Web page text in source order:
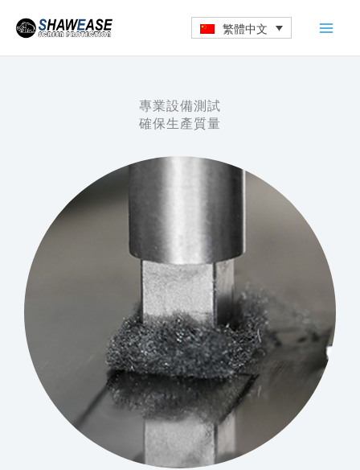
主
繁體中文
專業設備測試
確保生產質量